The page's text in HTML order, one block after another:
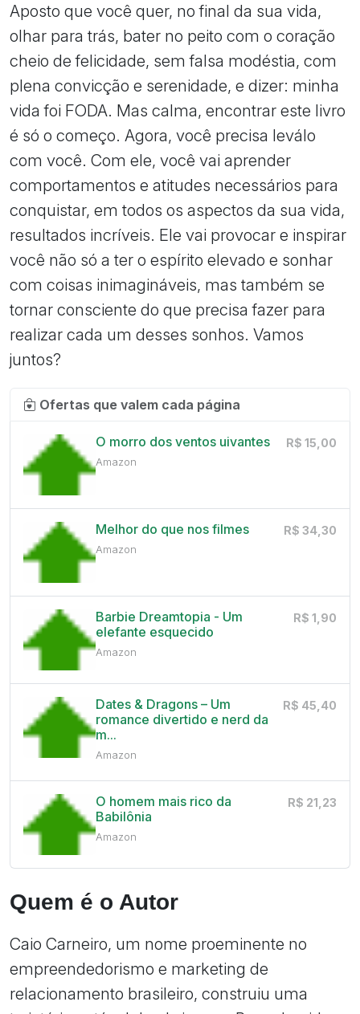
Aposto que você quer, no final da sua vida,
olhar para trás, bater no peito com o coração
cheio de felicidade, sem falsa modéstia, com
plena convicção e serenidade, e dizer: minha
vida foi FODA. Mas calma, encontrar este livro
é só o começo. Agora, você precisa leválo
com você. Com ele, você vai aprender
comportamentos e atitudes necessários para
conquistar, em todos os aspectos da sua vida,
resultados incríveis. Ele vai provocar e inspirar
você não só a ter o espírito elevado e sonhar
com coisas inimagináveis, mas também se
tornar consciente do que precisa fazer para
realizar cada um desses sonhos. Vamos
juntos?
Ofertas que valem cada página
O morro dos ventos uivantes
Amazon
R$ 15,00
Melhor do que nos filmes
Amazon
R$ 34,30
Barbie Dreamtopia - Um
elefante esquecido
Amazon
R$ 1,90
Dates & Dragons – Um
romance divertido e nerd da
m...
Amazon
R$ 45,40
O homem mais rico da
Babilônia
Amazon
R$ 21,23
Quem é o Autor
Caio Carneiro, um nome proeminente no
empreendedorismo e marketing de
relacionamento brasileiro, construiu uma